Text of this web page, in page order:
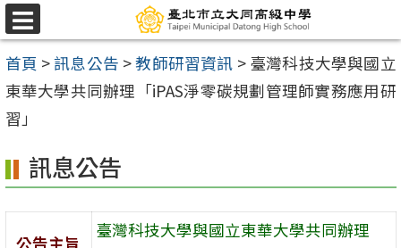
跳
至
主
要
內
區
選
單
首頁 >訊息公告 >教師研習資訊 > 臺灣科技大學與國立
東華大學共同辦理「iPAS淨零碳規劃管理師實務應用研
習」
訊息公告
公告主旨
臺灣科技大學與國立東華大學共同辦理